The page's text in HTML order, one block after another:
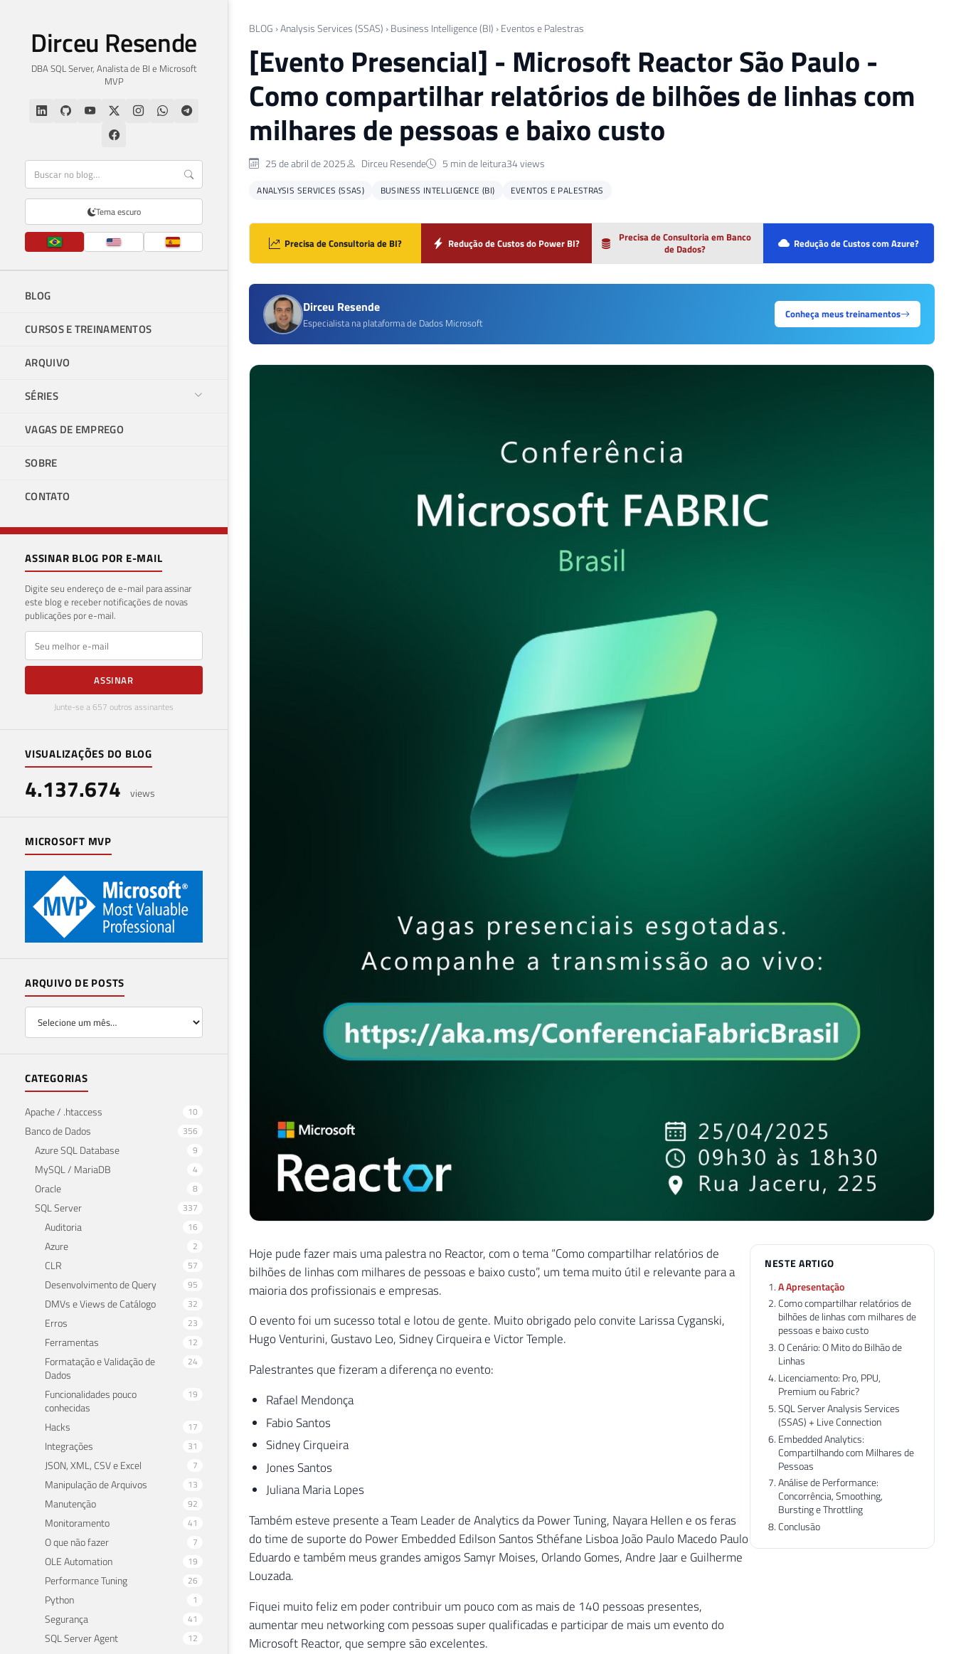
Dirceu Resende
DBA SQL Server, Analista de BI e Microsoft
MVP
Tema escuro
BLOG
CURSOS E TREINAMENTOS
ARQUIVO
SÉRIES
VAGAS DE EMPREGO
SOBRE
CONTATO
ASSINAR BLOG POR E-MAIL
Digite seu endereço de e-mail para assinar
este blog e receber notificações de novas
publicações por e-mail.
E-mail
ASSINAR
Junte-se a 657 outros assinantes
VISUALIZAÇÕES DO BLOG
4.137.674 views
MICROSOFT MVP
ARQUIVO DE POSTS
CATEGORIAS
Apache / .htaccess 10
Banco de Dados 356
Azure SQL Database 9
MySQL / MariaDB 4
Oracle 8
SQL Server 337
Auditoria 16
Azure 2
CLR 57
Desenvolvimento de Query 95
DMVs e Views de Catálogo 32
Erros 23
Ferramentas 12
Formatação e Validação de
Dados
24
Funcionalidades pouco
conhecidas
19
Hacks 17
Integrações 31
JSON, XML, CSV e Excel 7
Manipulação de Arquivos 13
Manutenção 92
Monitoramento 41
O que não fazer 7
OLE Automation 19
Performance Tuning 26
Python 1
Segurança 41
SQL Server Agent 12
BLOG ›Analysis Services (SSAS) › Business Intelligence (BI) › Eventos e Palestras
[Evento Presencial] - Microsoft Reactor São Paulo -
Como compartilhar relatórios de bilhões de linhas com
milhares de pessoas e baixo custo
25 de abril de 2025 Dirceu Resende 5 min de leitura34 views
ANALYSIS SERVICES (SSAS) BUSINESS INTELLIGENCE (BI) EVENTOS E PALESTRAS
Precisa de Consultoria de BI? Redução de Custos do Power BI?
Precisa de Consultoria em Banco
de Dados?
Redução de Custos com Azure?
Dirceu Resende
Especialista na plataforma de Dados Microsoft
Conheça meus treinamentos
Hoje pude fazer mais uma palestra no Reactor, com o tema “Como compartilhar relatórios de
bilhões de linhas com milhares de pessoas e baixo custo”, um tema muito útil e relevante para a
maioria dos profissionais e empresas.
O evento foi um sucesso total e lotou de gente. Muito obrigado pelo convite Larissa Cyganski,
Hugo Venturini, Gustavo Leo, Sidney Cirqueira e Victor Temple.
Palestrantes que fizeram a diferença no evento:
Rafael Mendonça
Fabio Santos
Sidney Cirqueira
Jones Santos
Juliana Maria Lopes
Também esteve presente a Team Leader de Analytics da Power Tuning, Nayara Hellen e os feras
do time de suporte do Power Embedded Edilson Santos Sthéfane Lisboa João Paulo Macedo Paulo
Eduardo e também meus grandes amigos Samyr Moises, Orlando Gomes, Andre Jaar e Guilherme
Louzada.
Fiquei muito feliz em poder contribuir um pouco com as mais de 140 pessoas presentes,
aumentar meu networking com pessoas super qualificadas e participar de mais um evento do
Microsoft Reactor, que sempre são excelentes.
NESTE ARTIGO
A Apresentação
Como compartilhar relatórios de
bilhões de linhas com milhares de
pessoas e baixo custo
O Cenário: O Mito do Bilhão de
Linhas
Licenciamento: Pro, PPU,
Premium ou Fabric?
SQL Server Analysis Services
(SSAS) + Live Connection
Embedded Analytics:
Compartilhando com Milhares de
Pessoas
Análise de Performance:
Concorrência, Smoothing,
Bursting e Throttling
Conclusão